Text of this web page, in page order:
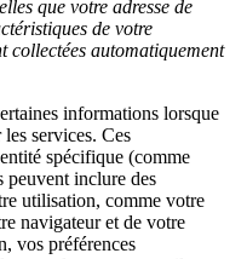
que votre adresse de
de votre
collectées automatiquement
informations lorsque
services. Ces
spécifique (comme
peuvent inclure des
utilisation, comme votre
navigateur et de votre
vos préférences